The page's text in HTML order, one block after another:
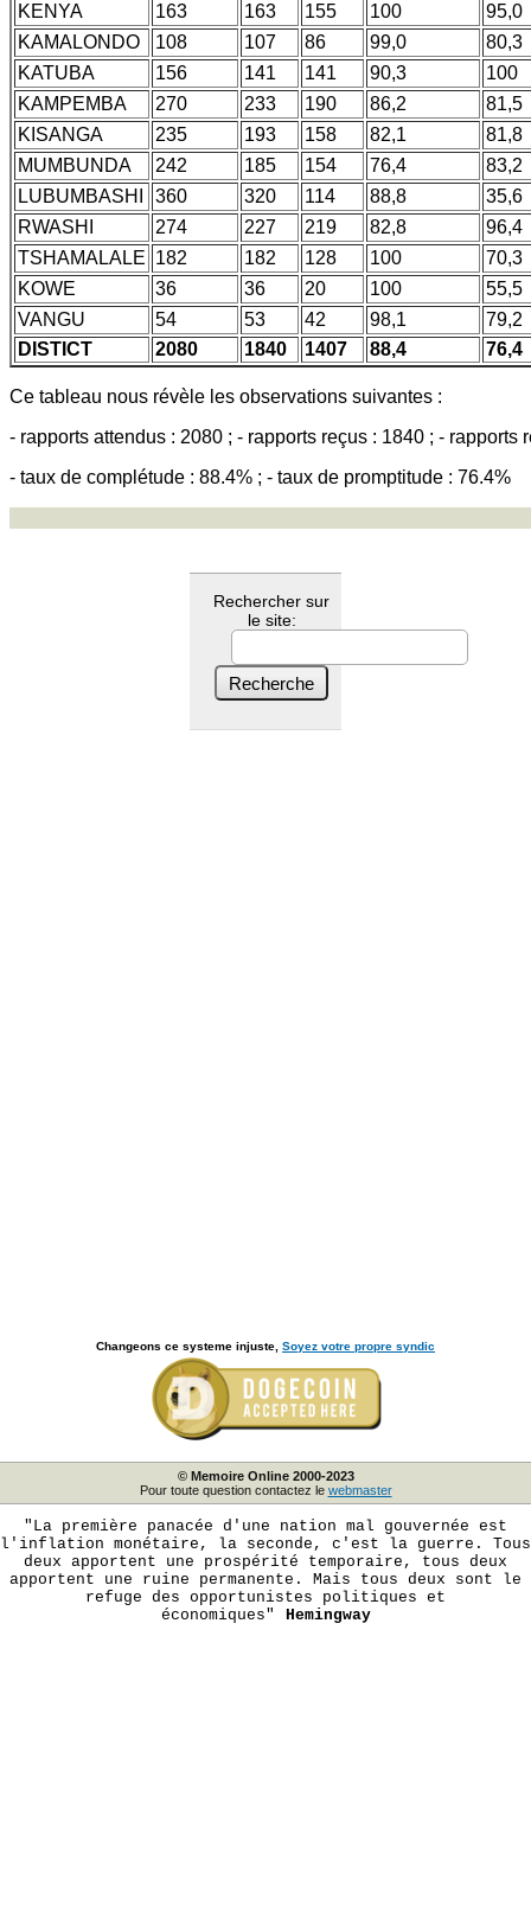
KENYA 163 163 155 100
95,0
KAMALONDO
108 107 86 99,0
80,3
KATUBA
156 141 141 90,3
100
KAMPEMBA
270 233 190 86,2
81,5
KISANGA
235 193 158 82,1
81,8
MUMBUNDA
242 185 154 76,4
83,2
LUBUMBASHI
360 320 114 88,8
35,6
RWASHI
274 227 219 82,8
96,4
TSHAMALALE 182 182 128 100
70,3
KOWE
36 36 20 100
55,5
VANGU
54 53 42 98,1
79,2
DISTICT
2080 1840 1407 88,4 76,4
Ce tableau nous révèle les observations suivantes :
- rapports attendus : 2080 ; - rapports reçus : 1840 ; - rapports
- taux de complétude : 88.4% ; - taux de promptitude : 76.4%
Rechercher sur
le site:
Changeons ce systeme injuste, Soyez votre propre syndic
© Memoire Online 2000-2023
Pour toute question contactez le webmaster
"La première panacée d'une nation mal gouvernée est
l'inflation monétaire, la seconde, c'est la guerre. Tous
deux apportent une prospérité temporaire, tous deux
apportent une ruine permanente. Mais tous deux sont le
refuge des opportunistes politiques et
économiques"
Hemingway